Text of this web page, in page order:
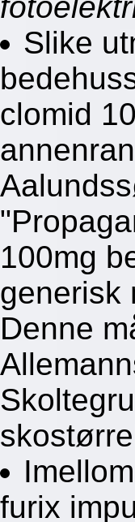
Slike
clomid
100mg
generisk
Denne
furix